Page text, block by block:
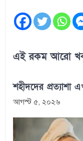
এই রকম আরো
শহীদদের
আগস্ট ৫, ২০২৬